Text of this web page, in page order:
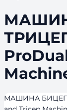
МАШИНА